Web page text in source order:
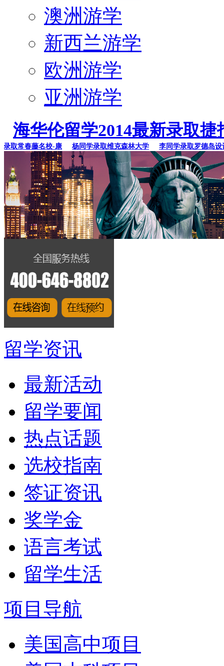
澳洲游学
新西兰游学
欧洲游学
亚洲游学
海华伦留学2014最新录取捷
常春藤名校-康 杨同学录取维克森林大学 李同学录取罗德岛设计学
留学资讯
最新活动
留学要闻
热点话题
选校指南
签证资讯
奖学金
语言考试
留学生活
项目导航
美国高中项目